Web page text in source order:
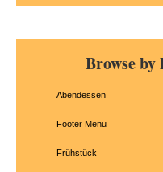
Primary
SidebarBrowse by
Abendessen
Footer Menu
Frühstück